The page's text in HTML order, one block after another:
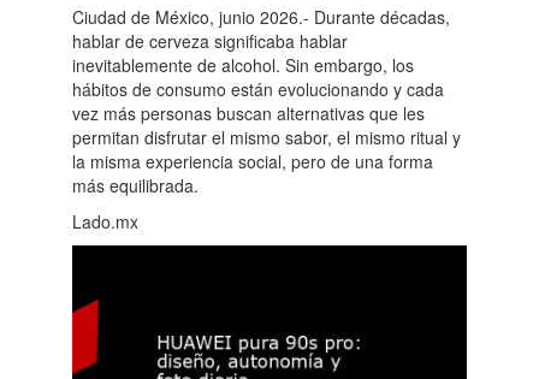
Ciudad de México, junio 2026.- Durante décadas,
hablar de cerveza significaba hablar
inevitablemente de alcohol. Sin embargo, los
hábitos de consumo están evolucionando y cada
vez más personas buscan alternativas que les
permitan disfrutar el mismo sabor, el mismo ritual y
la misma experiencia social, pero de una forma
más equilibrada.
Lado.mx